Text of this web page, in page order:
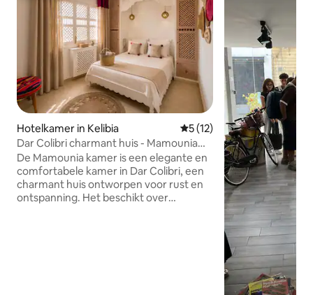
Hotelkamer in Kelibia Gemiddelde beoordeling
5 (12)
Dar Colibri charmant huis - Mamounia
Suite
De Mamounia kamer is een elegante en
comfortabele kamer in Dar Colibri, een
charmant huis ontworpen voor rust en
ontspanning. Het beschikt over